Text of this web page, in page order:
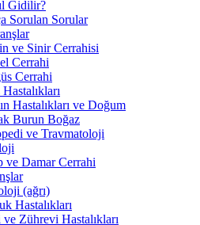
Gidilir?
Sorulan Sorular
ve Sinir Cerrahisi
Cerrahi
Cerrahi
Hastalıkları ve Doğum
Burun Boğaz
ve Travmatoloji
ve Damar Cerrahi
(ağrı)
Hastalıkları
Zührevi Hastalıkları